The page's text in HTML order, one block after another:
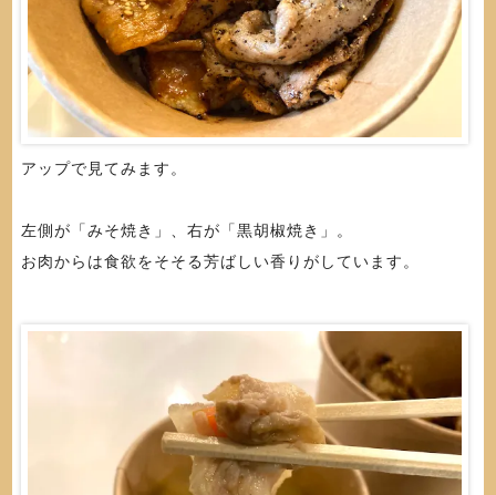
アップで見てみます。
左側が「みそ焼き」、右が「黒胡椒焼き」。
お肉からは食欲をそそる芳ばしい香りがしています。